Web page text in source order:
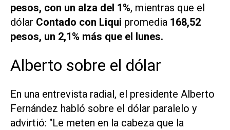
pesos, con un alza del 1%, mientras que el
dólar Contado con Liqui promedia 168,52
pesos, un 2,1% más que el lunes.
Alberto sobre el dólar
En una entrevista radial, el presidente Alberto
Fernández habló sobre el dólar paralelo y
advirtió: "Le meten en la cabeza que la